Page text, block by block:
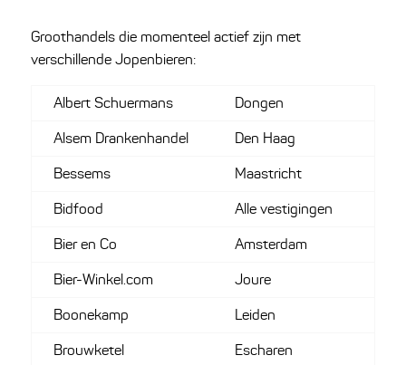
Groothandels die momenteel actief zijn met
verschillende Jopenbieren:
Albert Schuermans Dongen
Alsem Drankenhandel Den Haag
Bessems Maastricht
Bidfood Alle vestigingen
Bier en Co Amsterdam
Bier-Winkel.com Joure
Boonekamp Leiden
Brouwketel Escharen